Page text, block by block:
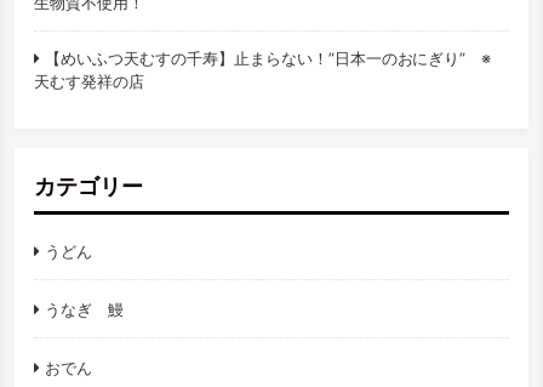
【めいふつ天むすの千寿】止まらない！”日本一のおにぎり” ※
天むす発祥の店
カテゴリー
うどん
うなぎ 鰻
おでん